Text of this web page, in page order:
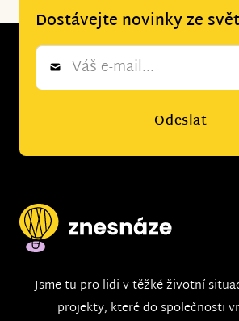
Dostávejte novinky ze
Newsletter
Odeslat
Jsme tu pro lidi v těžké životní
projekty, které do společnosti